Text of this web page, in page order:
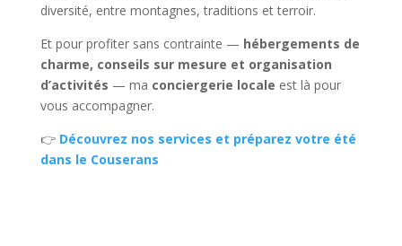
diversité, entre montagnes, traditions et terroir.
Et pour profiter sans contrainte — hébergements de
charme, conseils sur mesure et organisation
d’activités — ma conciergerie locale est là pour
vous accompagner.
👉 Découvrez nos services et préparez votre été
dans le Couserans